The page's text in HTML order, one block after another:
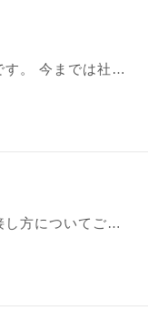
最近、人と関わることがとても億劫です。 今までは社交的と言われることも多く、色々考えて落ち込むことはままあるものの、話好きな方だったと思います。 ただ、大人数のグループとなるとその場では頑張って明るく楽しく振る舞えるのですが、帰宅後は疲れてしまっていました。 最近はグループどころか気心の知れたお友達と一対一で会っても、帰宅するとぐったりします。 話している途中でも会話に詰まったり、うまく話せないと思うことが多くなりました。 口数がとても減り、昔からの友人は変に思っているようです。 失言をしないか、気に障ることを言っていないかとても心配になります。 周りの視線もとても気になり怖いくらいです。 ただ、お店の店員さんやすれ違って挨拶する程度の人には全く問題なく今まで通り明るく接することができています。 夫や子供とも会話はしていますし、苦ではありません。 友人、知人、親などの細々した言葉、自分が失敗したであろうことを後々まで引きずって、いっそ人との関わりを絶ちたいと思っています。 考えないように努めるのですが、モヤモヤと残り辛いです。 今とても辛く何かお言葉を頂けたら大変ありがたいです。 宜しくお願い致します。
パートで働いている職場の若手への接し方についてご相談させてください。 接客業です。 20代の新人と組むことが多くなりましたが、彼女とのコミュニケーションが難しくて困っております。 報告・連絡・相談などの類は全くなく、自分流で仕事を勧めるためクレームがしばしばあります。 気が付くたびにやんわりと指摘するのですが、「自分は聞いていません。」「知りませんでした。」と言ってそのまま修正はありません。 報告については毎日指示をしないとやらず、小姑みたいでいやになります。忘れてしまうようです。 ミスがある時には、「ではどうしようか？」という話をする前に、彼女が事実を理解するために事細かに会話を続けなければ納得せず（時には理解不能な質問もあり）時間とエネルギーを使い果たして、改善策が彼女から出たことはありません。本人が納得すれば会話は終わりです。 仕事には自信があるようです。 私は何年やっても「これで大丈夫」とは思えず、自腹で勉強したり資料をそろえたりしています。それを貸しても、彼女のスキルに変化はありません。仕事に対する認識も変わりません。 社会人としての、大人としての常識も私とは違っていますが、そこまでは言い過ぎかなと思い黙っております。 お金や挨拶についてだらしないと思います。 どのように接すれば、お互いに成長が出来るのでしょうか？ お客様にご迷惑をかけずに済むのでしょうか？ ご教授いただければ幸いです。